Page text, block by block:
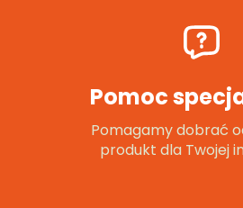
Pomoc
Pomagamy dobrać
produkt dla Twojej